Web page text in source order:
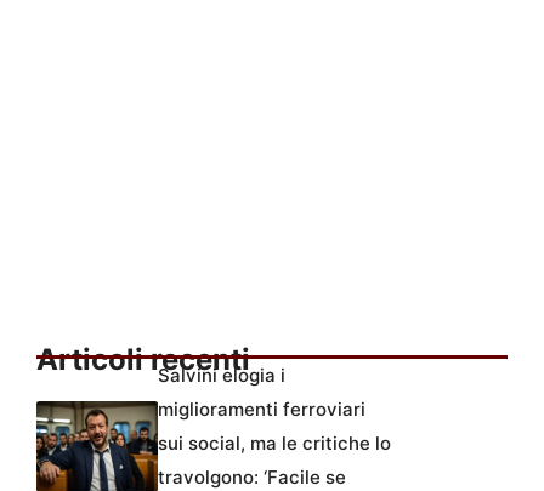
Articoli recenti
Salvini elogia i
miglioramenti ferroviari
sui social, ma le critiche lo
travolgono: ‘Facile se